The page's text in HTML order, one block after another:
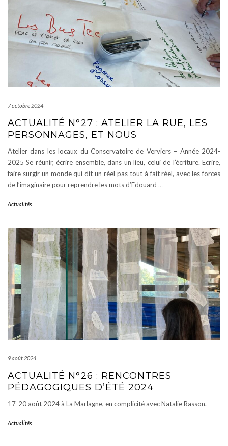
7 octobre 2024
ACTUALITÉ N°27 : ATELIER LA RUE, LES
PERSONNAGES, ET NOUS
Atelier dans les locaux du Conservatoire de Verviers – Année 2024-
2025 Se réunir, écrire ensemble, dans un lieu, celui de l’écriture. Ecrire,
faire surgir un monde qui dit un réel pas tout à fait réel, avec les forces
de l’imaginaire pour reprendre les mots d’Edouard …
Actualités
9 août 2024
ACTUALITÉ N°26 : RENCONTRES
PÉDAGOGIQUES D’ÉTÉ 2024
17-20 août 2024 à La Marlagne, en complicité avec Natalie Rasson.
Actualités